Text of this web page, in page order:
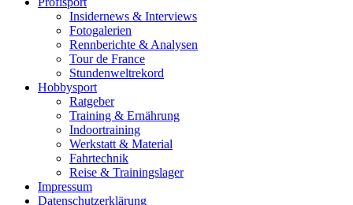
Insidernews & Interviews
Fotogalerien
Rennberichte & Analysen
Tour de France
Stundenweltrekord
Hobbysport
Ratgeber
Training & Ernährung
Indoortraining
Werkstatt & Material
Fahrtechnik
Reise & Trainingslager
Impressum
Datenschutzerklärung